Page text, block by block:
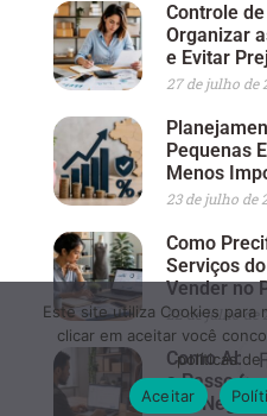
Controle
Organizar
e Evitar
27 de julho de
Pequenas
Menos
23 de julho de
Como
Serviços
Vender no
22 de julho de
Como Abrir
a Passo
seu
Este site utiliza Cookies para
clicar em aceitar você
políticas de
Aceitar